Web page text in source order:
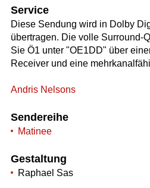
Service
Diese Sendung wird in Dolby
übertragen. Die volle Surround-
Sie Ö1 unter "OE1DD" über
Receiver und eine
Andris Nelsons
Sendereihe
Matinee
Gestaltung
Raphael Sas